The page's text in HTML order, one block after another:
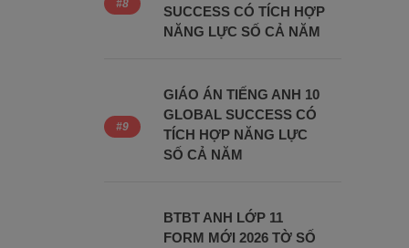
SUCCESS CÓ TÍCH HỢP
NĂNG LỰC SỐ CẢ NĂM
GIÁO ÁN TIẾNG ANH 10
GLOBAL SUCCESS CÓ
TÍCH HỢP NĂNG LỰC
SỐ CẢ NĂM
BTBT ANH LỚP 11
FORM MỚI 2026 TỜ SỐ